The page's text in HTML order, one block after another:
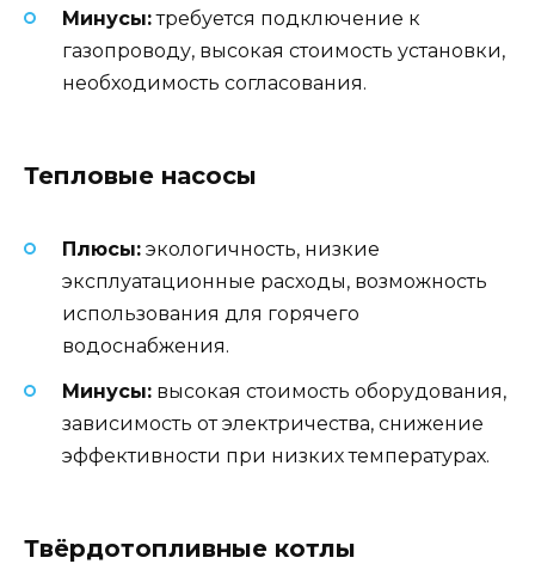
Минусы:требуется подключение к
газопроводу, высокая стоимость установки,
необходимость согласования.
Тепловые насосы
Плюсы: экологичность, низкие
эксплуатационные расходы, возможность
использования для горячего
водоснабжения.
Минусы: высокая стоимость оборудования,
зависимость от электричества, снижение
эффективности при низких температурах.
Твёрдотопливные котлы